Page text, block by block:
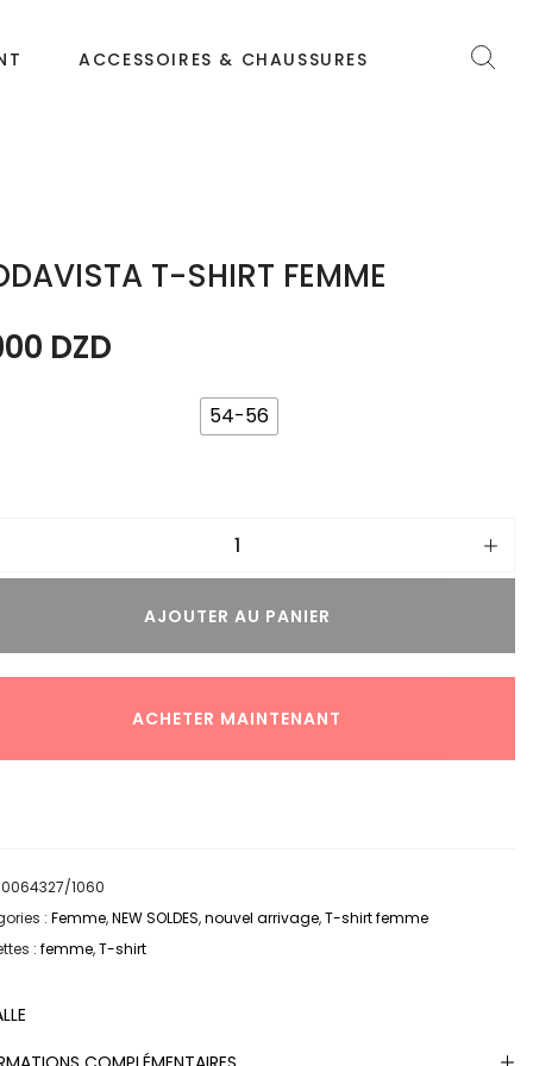
ACCESSOIRES & CHAUSSURES
T-SHIRT FEMME
DZD
54-56
AJOUTER AU PANIER
ACHETER MAINTENANT
0064327/1060
: Femme,NEW SOLDES,nouvel arrivage,T-shirt femme
: femme,T-shirt